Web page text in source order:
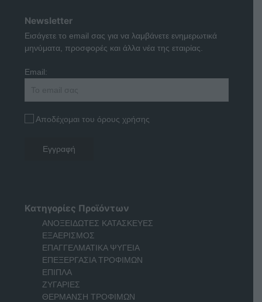
Newsletter
Εισάγετε το email σας για να λαμβάνετε ενημερωτικά
μηνύματα, προσφορές και άλλα νέα της εταιρίας.
Email:
Αποδέχομαι του όρους χρήσης
Κατηγορίες Προϊόντων
ΑΝΟΞΕΙΔΩΤΕΣ ΚΑΤΑΣΚΕΥΕΣ
ΕΞΑΕΡΙΣΜΟΣ
ΕΠΑΓΓΕΛΜΑΤΙΚΑ ΨΥΓΕΙΑ
ΕΠΕΞΕΡΓΑΣΙΑ ΤΡΟΦΙΜΩΝ
ΕΠΙΠΛΑ
ΖΥΓΑΡΙΕΣ
ΘΕΡΜΑΝΣΗ ΤΡΟΦΙΜΩΝ